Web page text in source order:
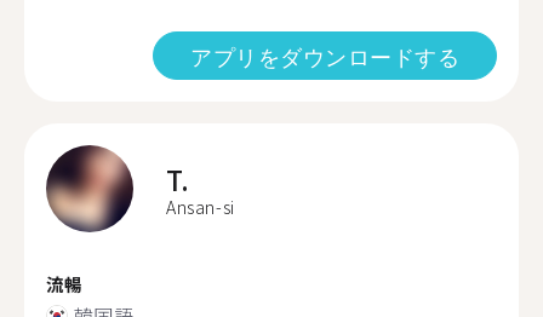
アプリをダウンロードする
T.
Ansan-si
流暢